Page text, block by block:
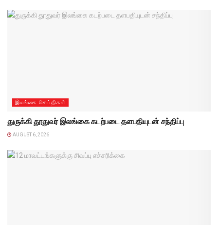
இலங்கை செய்திகள்
துருக்கி தூதுவர் இலங்கை கடற்படை தளபதியுடன் சந்திப்பு
AUGUST 6, 2026